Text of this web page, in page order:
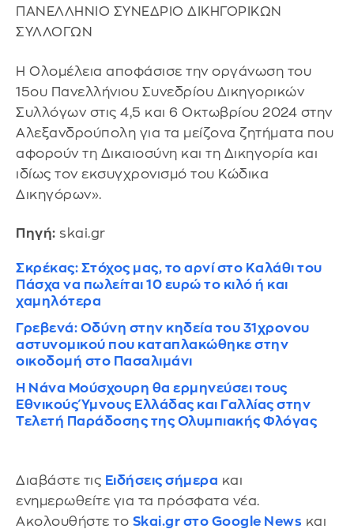
ΠΑΝΕΛΛΗΝΙΟ ΣΥΝΕΔΡΙΟ ΔΙΚΗΓΟΡΙΚΩΝ
ΣΥΛΛΟΓΩΝ
Η Ολομέλεια αποφάσισε την οργάνωση του
15ου Πανελλήνιου Συνεδρίου Δικηγορικών
Συλλόγων στις 4,5 και 6 Οκτωβρίου 2024 στην
Αλεξανδρούπολη για τα μείζονα ζητήματα που
αφορούν τη Δικαιοσύνη και τη Δικηγορία και
ιδίως τον εκσυγχρονισμό του Κώδικα
Δικηγόρων».
Πηγή: skai.gr
Σκρέκας: Στόχος μας, το αρνί στο Καλάθι του
Πάσχα να πωλείται 10 ευρώ το κιλό ή και
χαμηλότερα
Γρεβενά: Οδύνη στην κηδεία του 31χρονου
αστυνομικού που καταπλακώθηκε στην
οικοδομή στο Πασαλιμάνι
Η Νάνα Μούσχουρη θα ερμηνεύσει τους
Εθνικούς Ύμνους Ελλάδας και Γαλλίας στην
Τελετή Παράδοσης της Ολυμπιακής Φλόγας
Διαβάστε τις Ειδήσεις σήμερα και
ενημερωθείτε για τα πρόσφατα νέα.
Ακολουθήστε το Skai.gr στο Google News και